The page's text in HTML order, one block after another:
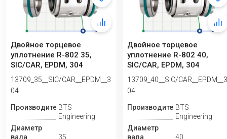
Двойное торцевое
уплотнение R-802 35,
SIC/CAR, EPDM, 304
13709_35__SIC/CAR__EPDM__3
04
ПроизводительBTS
Engineering
Диаметр
вала
35
Двойное торцевое
уплотнение R-802 40,
SIC/CAR, EPDM, 304
13709_40__SIC/
04
ПроизводительBTS
Engineering
Диаметр
вала
40